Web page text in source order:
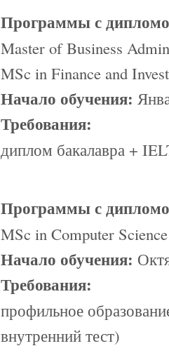
Программы с
Master of Business
MSc in Finance and
Начало обучения:
Требования:
диплом бакалавра +
Программы с
MSc in Computer Science
Начало обучения:
Требования:
профильное
внутренний тест)